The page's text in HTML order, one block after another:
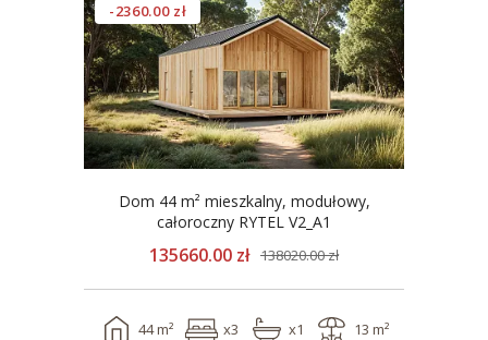
-2360.00 zł
Dom 44 m² mieszkalny, modułowy,
całoroczny RYTEL V2_A1
135660.00 zł 138020.00 zł
44 m² x3 x1 13 m²